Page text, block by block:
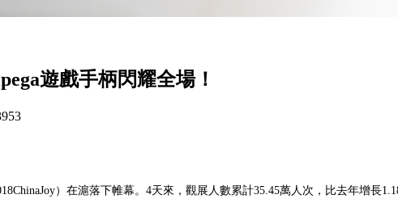
遊戲手柄閃耀全場！
）在滬落下帷幕。4天來，觀展人數累計35.45萬人次，比去年增長